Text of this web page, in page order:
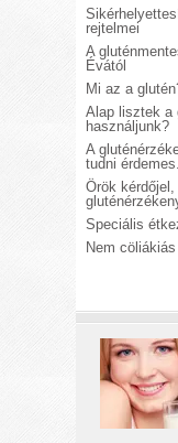
rejtelmei
A
Évától
Mi az a
Alap lisztek a
használjunk?
A
tudni érdemes.
Örök
Speciális
Nem